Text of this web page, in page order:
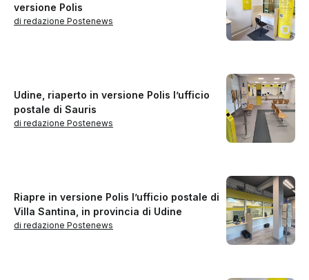
versione Polis
di redazione Postenews
Udine, riaperto in versione Polis l’ufficio
postale di Sauris
di redazione Postenews
Riapre in versione Polis l’ufficio postale di
Villa Santina, in provincia di Udine
di redazione Postenews